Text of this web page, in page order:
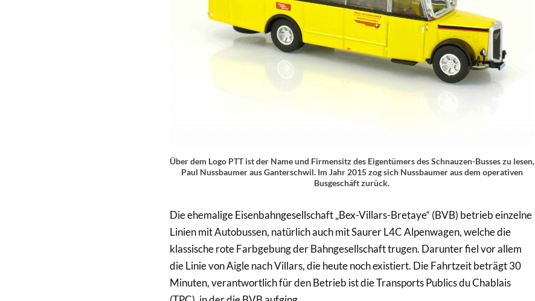
Über dem Logo PTT ist der Name und Firmensitz des Eigentümers des Schnauzen-Busses zu lesen,
Paul Nussbaumer aus Ganterschwil. Im Jahr 2015 zog sich Nussbaumer aus dem operativen
Busgeschäft zurück.
Die ehemalige Eisenbahngesellschaft „Bex-Villars-Bretaye“ (BVB) betrieb einzelne
Linien mit Autobussen, natürlich auch mit Saurer L4C Alpenwagen, welche die
klassische rote Farbgebung der Bahngesellschaft trugen. Darunter fiel vor allem
die Linie von Aigle nach Villars, die heute noch existiert. Die Fahrtzeit beträgt 30
Minuten, verantwortlich für den Betrieb ist die Transports Publics du Chablais